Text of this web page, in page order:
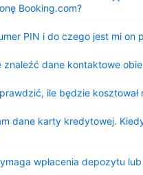
Booking.com?
PIN i do czego jest mi on
znaleźć dane kontaktowe
ile będzie kosztował
dane karty kredytowej.
wpłacenia depozytu